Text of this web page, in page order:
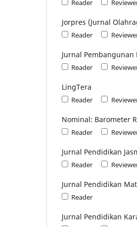
Reader
Jorpres (Jurnal
Reader
Jurnal
Reader
LingTera
Reader
Nominal: Barometer
Reader
Jurnal Pendidikan
Reader
Jurnal Pendidikan
Reader
Jurnal Pendidikan